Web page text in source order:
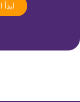
ابدأ